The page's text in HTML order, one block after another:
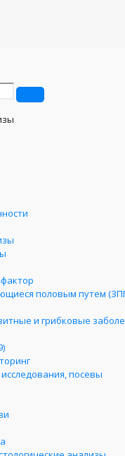
половым путем
и грибковые
посевы